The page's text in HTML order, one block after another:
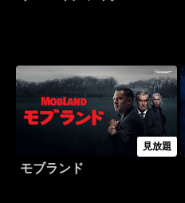
見放題
モブランド